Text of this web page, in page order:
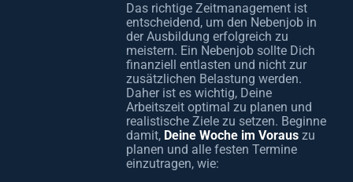
Das richtige Zeitmanagement ist
entscheidend, um den Nebenjob in
der Ausbildung erfolgreich zu
meistern. Ein Nebenjob sollte Dich
finanziell entlasten und nicht zur
zusätzlichen Belastung werden.
Daher ist es wichtig, Deine
Arbeitszeit optimal zu planen und
realistische Ziele zu setzen. Beginne
damit, Deine Woche im Voraus zu
planen und alle festen Termine
einzutragen, wie: